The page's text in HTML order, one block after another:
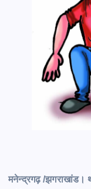
मनेन्द्रगढ़ /झगराखांड।